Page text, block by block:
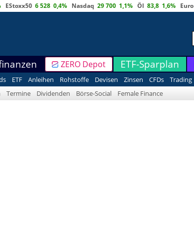
EStoxx50 6 528 0,4% Nasdaq 29 700 1,1% Öl 83,8 1,6% Euro
ZERO Depot ETF-Sparplan
ETF Anleihen Rohstoffe Devisen Zinsen CFDs Trading
Termine Dividenden Börse-Social Female Finance